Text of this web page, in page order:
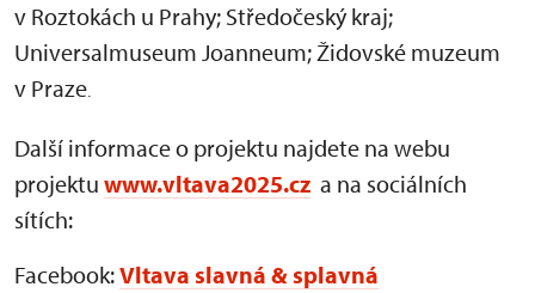
v Roztokách u Prahy; Středočeský kraj;
Universalmuseum Joanneum; Židovské muzeum
v Praze.
Další informace o projektu najdete na webu
projektu www.vltava2025.cz a na sociálních
sítích:
Facebook:Vltava slavná & splavná